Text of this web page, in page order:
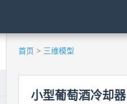
首页 > 三维模型
小型葡萄酒冷却器